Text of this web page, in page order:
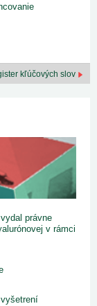
kľúčových slov
právne
v rámci